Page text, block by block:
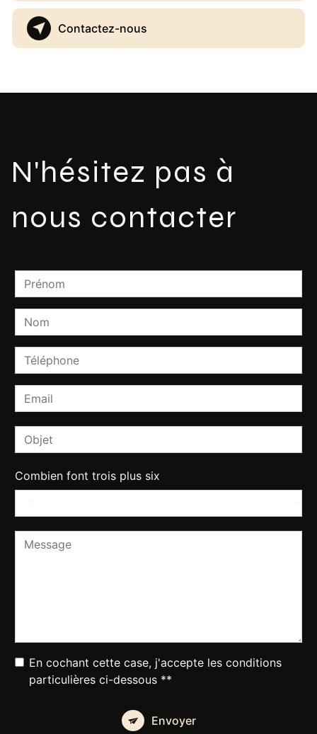
Contactez-nous
N'hésitez pas à
nous contacter
Combien font trois plus six
En cochant cette case, j'accepte les conditions
particulières ci-dessous **
Envoyer